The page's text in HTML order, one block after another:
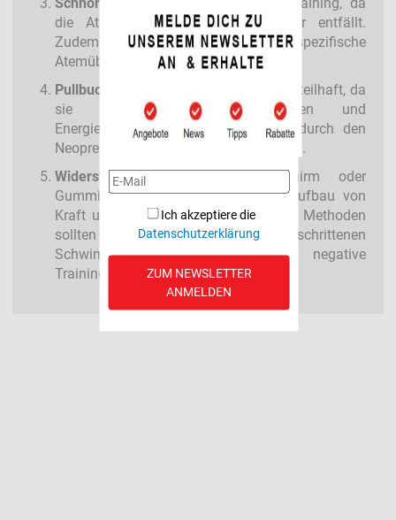
Ich akzeptiere die
Datenschutzerklärung
ZUM NEWSLETTER
ANMELDEN
die Atmung als limitierender Faktor entfällt.
Zudem ermöglichen sie spezifische
Atemübungen.
Pullbuoy:
Besonders für Triathleten vorteilhaft, da
sie die Wasserlage optimieren und
Energieeinsparungen simulieren, die durch den
Neoprenanzug im Wettkampf entstehen.
Widerstandshilfen(z. B. Fallschirm oder
Gummiseil): Dienen dem gezielten Aufbau von
Kraft und Widerstandsfähigkeit. Diese Methoden
sollten allerdings nur von fortgeschrittenen
Schwimmern genutzt werden, um negative
Trainingseffekte zu vermeiden.